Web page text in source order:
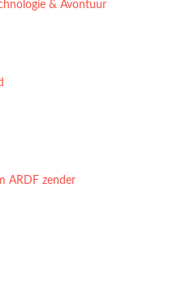
& Avontuur
ARDF zender